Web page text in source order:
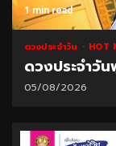
1 min read
ดวงประจำวัน HOT
ดวงประจำวั
05/08/2026